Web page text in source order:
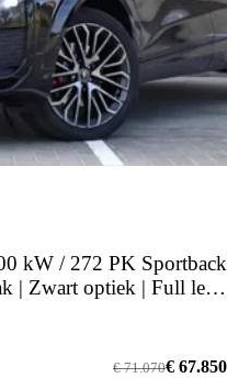
kW / 272 PK Sportback
| Zwart optiek | Full led |
€ 67.850
€ 71.070